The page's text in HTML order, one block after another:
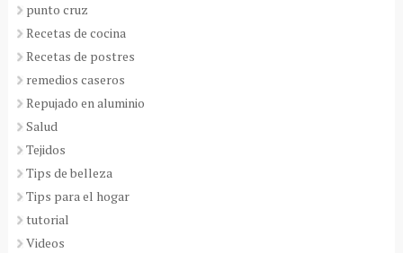
punto cruz
Recetas de cocina
Recetas de postres
remedios caseros
Repujado en aluminio
Salud
Tejidos
Tips de belleza
Tips para el hogar
tutorial
Videos